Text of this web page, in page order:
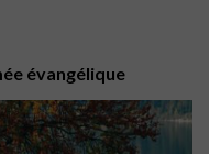
évangélique